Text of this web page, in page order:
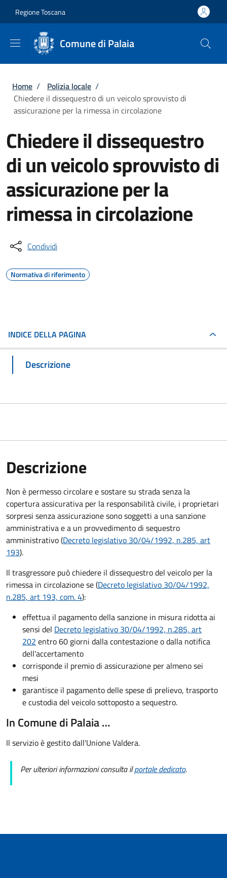
Regione Toscana
Comune di Palaia
Briciole di pane
Home / Polizia locale /
Chiedere il dissequestro di un veicolo sprovvisto di
assicurazione per la rimessa in circolazione
Chiedere il dissequestro
di un veicolo sprovvisto di
assicurazione per la
rimessa in circolazione
Condividi
Normativa di riferimento
INDICE DELLA PAGINA
Descrizione
Descrizione
Non è permesso circolare e sostare su strada senza la
copertura assicurativa per la responsabilità civile, i proprietari
sorpresi senza assicurazione sono soggetti a una sanzione
amministrativa e a un provvedimento di sequestro
amministrativo (Decreto legislativo 30/04/1992, n.285, art
193).
Il trasgressore può chiedere il dissequestro del veicolo per la
rimessa in circolazione se (Decreto legislativo 30/04/1992,
n.285, art 193, com. 4):
effettua il pagamento della sanzione in misura ridotta ai
sensi del Decreto legislativo 30/04/1992, n.285, art
202 entro 60 giorni dalla contestazione o dalla notifica
dell'accertamento
corrisponde il premio di assicurazione per almeno sei
mesi
garantisce il pagamento delle spese di prelievo, trasporto
e custodia del veicolo sottoposto a sequestro.
In Comune di Palaia …
Il servizio è gestito dall'Unione Valdera.
Per ulteriori informazioni consulta ilportale dedicato.